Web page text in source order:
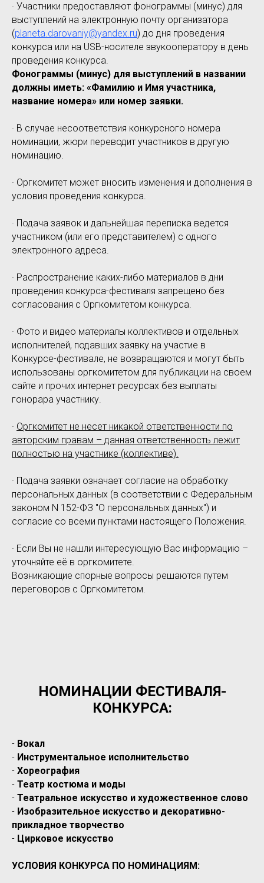
· Участники предоставляют фонограммы (минус) для
выступлений на электронную почту организатора
(planeta.darovaniy@yandex.ru) до дня проведения
конкурса или на USB-носителе звукооператору в день
проведения конкурса.
Фонограммы (минус) для выступлений в названии
должны иметь: «Фамилию и Имя участника,
название номера» или номер заявки.
· В случае несоответствия конкурсного номера
номинации, жюри переводит участников в другую
номинацию.
· Оргкомитет может вносить изменения и дополнения в
условия проведения конкурса.
· Подача заявок и дальнейшая переписка ведется
участником (или его представителем) с одного
электронного адреса.
· Распространение каких-либо материалов в дни
проведения конкурса-фестиваля запрещено без
согласования с Оргкомитетом конкурса.
· Фото и видео материалы коллективов и отдельных
исполнителей, подавших заявку на участие в
Конкурсе-фестивале, не возвращаются и могут быть
использованы оргкомитетом для публикации на своем
сайте и прочих интернет ресурсах без выплаты
гонорара участнику.
· Оргкомитет не несет никакой ответственности по
авторским правам – данная ответственность лежит
полностью на участнике (коллективе).
· Подача заявки означает согласие на обработку
персональных данных (в соответствии с Федеральным
законом N 152-ФЗ "О персональных данных") и
согласие со всеми пунктами настоящего Положения.
· Если Вы не нашли интересующую Вас информацию –
уточняйте её в оргкомитете.
Возникающие спорные вопросы решаются путем
переговоров с Оргкомитетом.
НОМИНАЦИИ ФЕСТИВАЛЯ-
КОНКУРСА:
- Вокал
- Инструментальное исполнительство
- Хореография
- Театр костюма и моды
- Театральное искусство и художественное слово
- Изобразительное искусство и декоративно-
прикладное творчество
- Цирковое искусство
УСЛОВИЯ КОНКУРСА ПО НОМИНАЦИЯМ: